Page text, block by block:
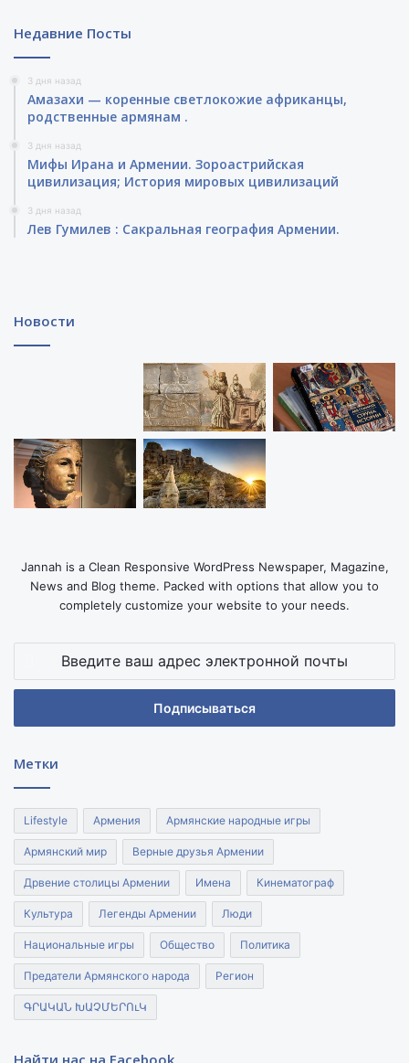
Недавние Посты
3 дня назад
Амазахи — коренные светлокожие африканцы,
родственные армянам .
3 дня назад
Мифы Ирана и Армении. Зороастрийская
цивилизация; История мировых цивилизаций
3 дня назад
Лев Гумилев : Сакральная география Армении.
Новости
Jannah is a Clean Responsive WordPress Newspaper, Magazine,
News and Blog theme. Packed with options that allow you to
completely customize your website to your needs.
адрес
почты
Метки
Lifestyle Армения Армянские народные игры
Армянский мир Верные друзья Армении
Дрвение столицы Армении Имена Кинематограф
Культура Легенды Армении Люди
Национальные игры Общество Политика
Предатели Армянского народа Регион
ԳՐԱԿԱՆ ԽԱՉՄԵՐՈւԿ
Найти нас на Facebook